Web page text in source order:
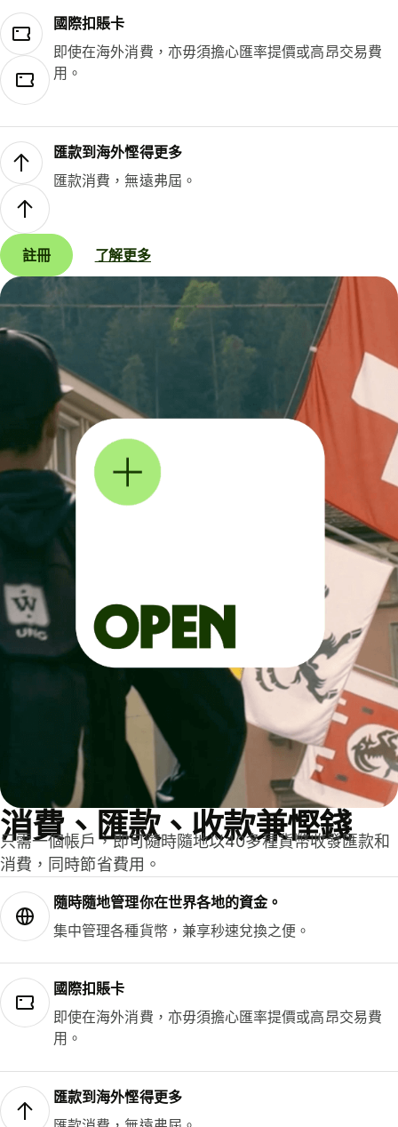
國際扣賬卡
即使在海外消費，亦毋須擔心匯率提價或高昂交易費
用。
匯款到海外慳得更多
匯款消費，無遠弗屆。
註冊 了解更多
消費、匯款、收款兼慳錢
只需一個帳戶，即可隨時隨地以40多種貨幣收發匯款和
消費，同時節省費用。
隨時隨地管理你在世界各地的資金。
集中管理各種貨幣，兼享秒速兌換之便。
國際扣賬卡
即使在海外消費，亦毋須擔心匯率提價或高昂交易費
用。
匯款到海外慳得更多